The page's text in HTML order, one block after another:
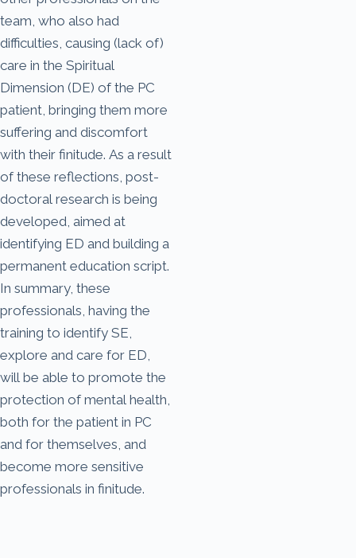
team, who also had
difficulties, causing (lack of)
care in the Spiritual
Dimension (DE) of the PC
patient, bringing them more
suffering and discomfort
with their finitude. As a result
of these reflections, post-
doctoral research is being
developed, aimed at
identifying ED and building a
permanent education script.
In summary, these
professionals, having the
training to identify SE,
explore and care for ED,
will be able to promote the
protection of mental health,
both for the patient in PC
and for themselves, and
become more sensitive
professionals in finitude.